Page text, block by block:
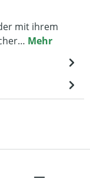
mit ihrem
Mehr